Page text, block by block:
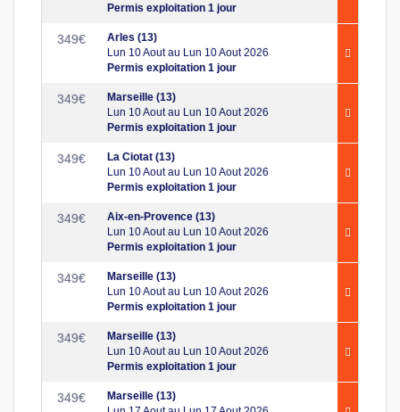
Permis exploitation 1 jour
349€
Arles (13)
Lun 10 Aout au Lun 10 Aout 2026
Permis exploitation 1 jour
349€
Marseille (13)
Lun 10 Aout au Lun 10 Aout 2026
Permis exploitation 1 jour
349€
La Ciotat (13)
Lun 10 Aout au Lun 10 Aout 2026
Permis exploitation 1 jour
349€
Aix-en-Provence (13)
Lun 10 Aout au Lun 10 Aout 2026
Permis exploitation 1 jour
349€
Marseille (13)
Lun 10 Aout au Lun 10 Aout 2026
Permis exploitation 1 jour
349€
Marseille (13)
Lun 10 Aout au Lun 10 Aout 2026
Permis exploitation 1 jour
349€
Marseille (13)